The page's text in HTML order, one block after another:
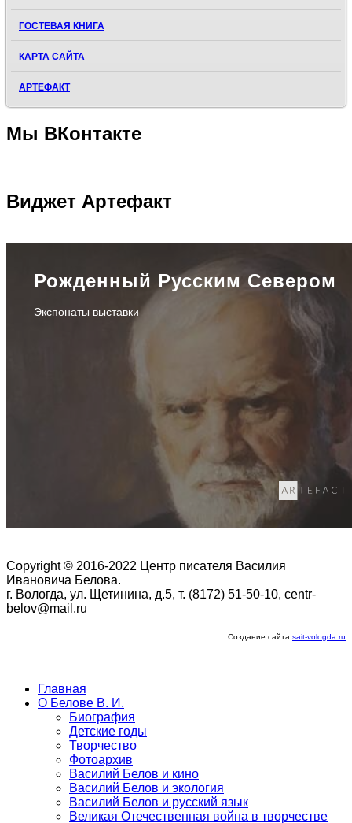
ГОСТЕВАЯ КНИГА
КАРТА САЙТА
АРТЕФАКТ
Мы ВКонтакте
Виджет Артефакт
Рожденный Русским Севером
Экспонаты выставки
Copyright © 2016-2022 Центр писателя Василия
Ивановича Белова.
г. Вологда, ул. Щетинина, д.5, т. (8172) 51-50-10, centr-
belov@mail.ru
Создание сайта sait-vologda.ru
Главная
О Белове В. И.
Биография
Детские годы
Творчество
Фотоархив
Василий Белов и кино
Василий Белов и экология
Василий Белов и русский язык
Великая Отечественная война в творчестве